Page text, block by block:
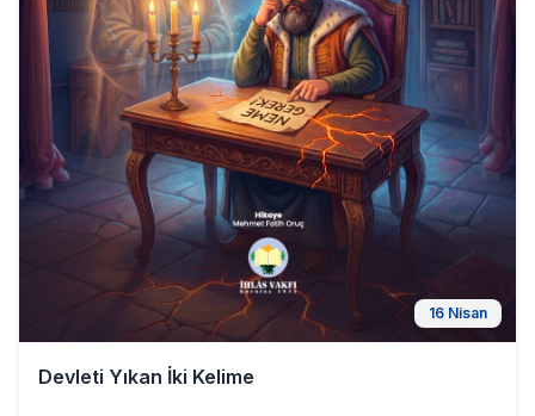
16 Nisan
Devleti Yıkan İki Kelime